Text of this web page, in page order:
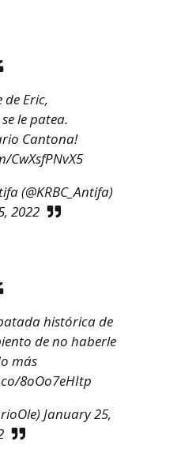
de Eric,
le patea.
Cantona!
(@KRBC_Antifa)
2022
histórica de
de no haberle
más
8oOo7eHItp
January 25,